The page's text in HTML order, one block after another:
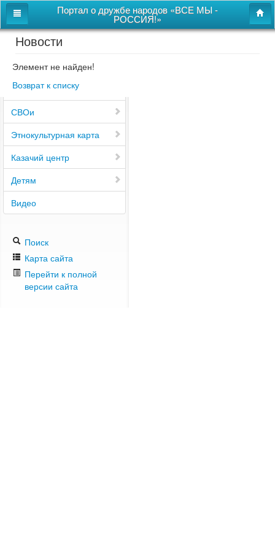
Портал о дружбе народов «ВСЕ МЫ -
РОССИЯ!»
Главная
Дом дружбы народов
Новости
СВОи
Этнокультурная карта
Казачий центр
Детям
Видео
Поиск
Карта сайта
Перейти к полной
версии сайта
Новости
Элемент не найден!
Возврат к списку